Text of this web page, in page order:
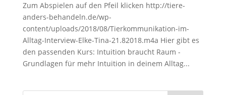
Zum Abspielen auf den Pfeil klicken http://tiere-
anders-behandeln.de/wp-
content/uploads/2018/08/Tierkommunikation-im-
Alltag-Interview-Elke-Tina-21.82018.m4a Hier gibt es
den passenden Kurs: Intuition braucht Raum -
Grundlagen für mehr Intuition in deinem Alltag...